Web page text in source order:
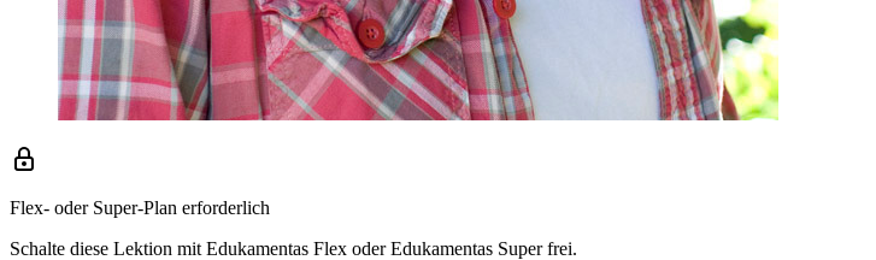
Flex- oder Super-Plan erforderlich
Schalte diese Lektion mit Edukamentas Flex oder Edukamentas Super frei.